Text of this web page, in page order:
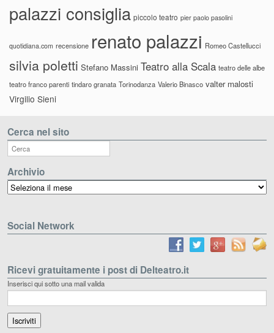
palazzi consiglia piccolo teatro pier paolo pasolini
quotidiana.com recensione renato palazzi Romeo Castellucci
silvia poletti Stefano Massini Teatro alla Scala teatro delle albe
teatro franco parenti tindaro granata Torinodanza Valerio Binasco valter malosti
Virgilio Sieni
Cerca nel sito
Archivio
Archivio
Social Network
Ricevi gratuitamente i post di Delteatro.it
Inserisci qui sotto una mail valida